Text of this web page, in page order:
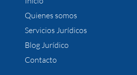
Quienes somos
Servicios Jurídicos
Blog Jurídico
Contacto